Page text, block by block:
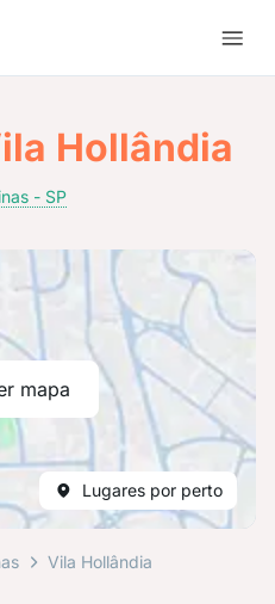
Hollândia
- SP
mapa
Lugares por perto
Vila Hollândia